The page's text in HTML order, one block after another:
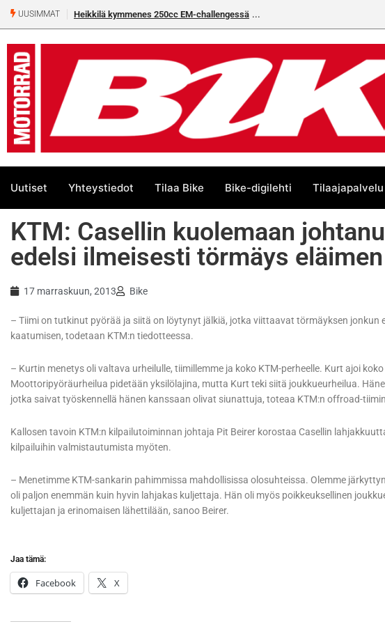
UUSIMMAT Heikkilä kymmenes 250cc EM-challengessä
Uutiset Yhteystiedot Tilaa Bike Bike-digilehti Tilaajapalvelu
KTM: Casellin kuolemaan
edelsi ilmeisesti törmäys
17 marraskuun, 2013 Bike
– Tiimi on tutkinut pyörää ja siitä on löytynyt jälkiä, jotka viittaavat törmäyksen jonkun
kaatumisen, todetaan KTM:n tiedotteessa.
– Kurtin menetys oli valtava urheilulle, tiimillemme ja koko KTM-perheelle. Kurt ajoi
Moottoripyöräurheilua pidetään yksilölajina, mutta Kurt teki siitä joukkueurheilua.
jotka saivat työskennellä hänen kanssaan olivat siunattuja, toteaa KTM:n offroad-
Kallosen tavoin KTM:n kilpailutoiminnan johtaja Pit Beirer korostaa Casellin
kilpailuihin valmistautumista myöten.
– Menetimme KTM-sankarin pahimmissa mahdollisissa olosuhteissa. Olemme
oli paljon enemmän kuin hyvin lahjakas kuljettaja. Hän oli myös poikkeuksellinen
kuljettajan ja erinomaisen lähettilään, sanoo Beirer.
Jaa tämä:
Facebook X